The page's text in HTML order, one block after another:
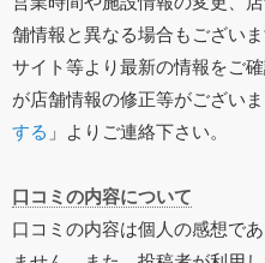
舗情報と異なる場合もござい
サイト等より最新の情報をご
が店舗情報の修正等がござい
する 」よりご連絡下さい。
口コミの内容について
口コミの内容は個人の感想で